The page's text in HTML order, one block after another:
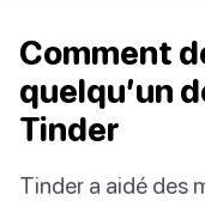
Comment
quelqu’un
Tinder
Tinder a aidé des